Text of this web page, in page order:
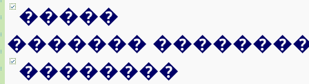
�����
�������
��������